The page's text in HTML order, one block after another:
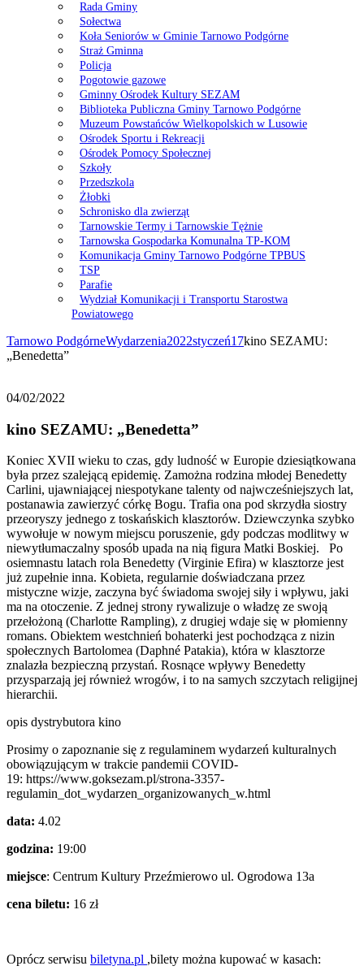
Rada Gminy
Sołectwa
Koła Seniorów w Gminie Tarnowo Podgórne
Straż Gminna
Policja
Pogotowie gazowe
Gminny Ośrodek Kultury SEZAM
Biblioteka Publiczna Gminy Tarnowo Podgórne
Muzeum Powstańców Wielkopolskich w Lusowie
Ośrodek Sportu i Rekreacji
Ośrodek Pomocy Społecznej
Szkoły
Przedszkola
Żłobki
Schronisko dla zwierząt
Tarnowskie Termy i Tarnowskie Tężnie
Tarnowska Gospodarka Komunalna TP-KOM
Komunikacja Gminy Tarnowo Podgórne TPBUS
TSP
Parafie
Wydział Komunikacji i Transportu Starostwa
Powiatowego
Tarnowo PodgórneWydarzenia2022styczeń17kino SEZAMU:
„Benedetta”
04/02/2022
kino SEZAMU: „Benedetta”
Koniec XVII wieku to czas, gdy ludność w Europie dziesiątkowana
była przez szalejącą epidemię. Zamożna rodzina młodej Benedetty
Carlini, ujawniającej niespotykane talenty od najwcześniejszych lat,
postanawia zawierzyć córkę Bogu. Trafia ona pod skrzydła siostry
przeoryszy jednego z toskańskich klasztorów. Dziewczynka szybko
wywołuje w nowym miejscu poruszenie, gdy podczas modlitwy w
niewytłumaczalny sposób upada na nią figura Matki Boskiej. Po
osiemnastu latach rola Benedetty (Virginie Efira) w klasztorze jest
już zupełnie inna. Kobieta, regularnie doświadczana przez
mistyczne wizje, zaczyna być świadoma swojej siły i wpływu, jaki
ma na otoczenie. Z jednej strony rywalizuje o władzę ze swoją
przełożoną (Charlotte Rampling), z drugiej wdaje się w płomienny
romans. Obiektem westchnień bohaterki jest pochodząca z nizin
społecznych Bartolomea (Daphné Patakia), która w klasztorze
znalazła bezpieczną przystań. Rosnące wpływy Benedetty
przysparzają jej również wrogów, i to na samych szczytach religijnej
hierarchii.
opis dystrybutora kino
Prosimy o zapoznanie się z regulaminem wydarzeń kulturalnych
obowiązującym w trakcie pandemii COVID-
19: https://www.goksezam.pl/strona-3357-
regulamin_dot_wydarzen_organizowanych_w.html
data: 4.02
godzina: 19:00
miejsce: Centrum Kultury Przeźmierowo ul. Ogrodowa 13a
cena biletu: 16 zł
Oprócz serwisu biletyna.pl ,bilety można kupować w kasach: